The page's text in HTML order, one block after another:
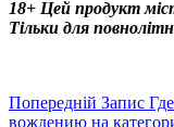
18+ Цей продукт
Тільки для
Попередній Запис
вождению на